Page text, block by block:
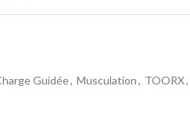
Guidée, Musculation, TOORX,